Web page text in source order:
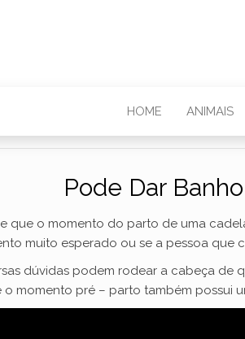
HOME ANIMAIS
Pode Dar
que o momento do parto de uma
muito esperado ou se a pessoa que
dúvidas podem rodear a cabeça de
o momento pré – parto também